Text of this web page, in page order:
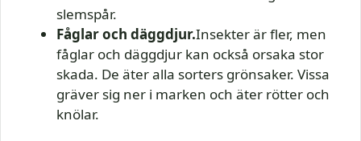
slemspår.
Fåglar och däggdjur.Insekter är fler, men
fåglar och däggdjur kan också orsaka stor
skada. De äter alla sorters grönsaker. Vissa
gräver sig ner i marken och äter rötter och
knölar.